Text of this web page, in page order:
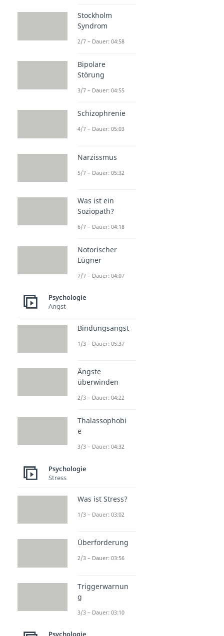
Stockholm
Syndrom
2/7 – Dauer: 04:58
Bipolare
Störung
3/7 – Dauer: 04:55
Schizophrenie
4/7 – Dauer: 05:03
Narzissmus
5/7 – Dauer: 05:32
Was ist ein
Soziopath?
6/7 – Dauer: 04:18
Notorischer
Lügner
7/7 – Dauer: 04:07
Psychologie
Angst
Bindungsangst
1/3 – Dauer: 05:37
Ängste
überwinden
2/3 – Dauer: 04:22
Thalassophobi
e
3/3 – Dauer: 04:32
Psychologie
Stress
Was ist Stress?
1/3 – Dauer: 03:02
Überforderung
2/3 – Dauer: 03:56
Triggerwarnun
g
3/3 – Dauer: 03:10
Psychologie